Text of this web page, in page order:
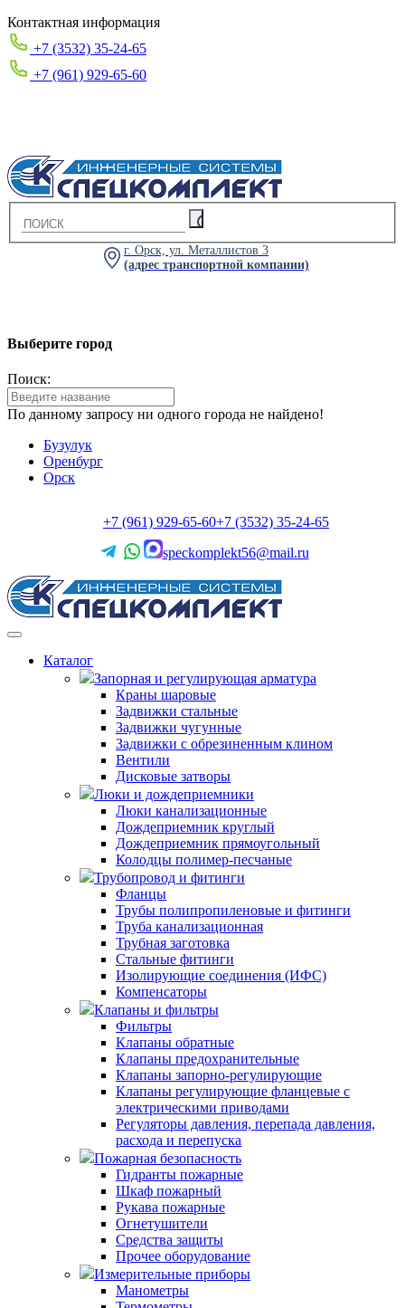
Контактная информация
+7 (3532) 35-24-65
+7 (961) 929-65-60
г. Орск, ул. Металлистов 3
(адрес транспортной компании)
Выберите город
Поиск:
По данному запросу ни одного города не найдено!
Бузулук
Оренбург
Орск
+7 (961) 929-65-60+7 (3532) 35-24-65
speckomplekt56@mail.ru
Каталог
Запорная и регулирующая арматура
Краны шаровые
Задвижки стальные
Задвижки чугунные
Задвижки с обрезиненным клином
Вентили
Дисковые затворы
Люки и дождеприемники
Люки канализационные
Дождеприемник круглый
Дождеприемник прямоугольный
Колодцы полимер-песчаные
Трубопровод и фитинги
Фланцы
Трубы полипропиленовые и фитинги
Труба канализационная
Трубная заготовка
Стальные фитинги
Изолирующие соединения (ИФС)
Компенсаторы
Клапаны и фильтры
Фильтры
Клапаны обратные
Клапаны предохранительные
Клапаны запорно-регулирующие
Клапаны регулирующие фланцевые с
электрическими приводами
Регуляторы давления, перепада давления,
расхода и перепуска
Пожарная безопасность
Гидранты пожарные
Шкаф пожарный
Рукава пожарные
Огнетушители
Средства защиты
Прочее оборудование
Измерительные приборы
Манометры